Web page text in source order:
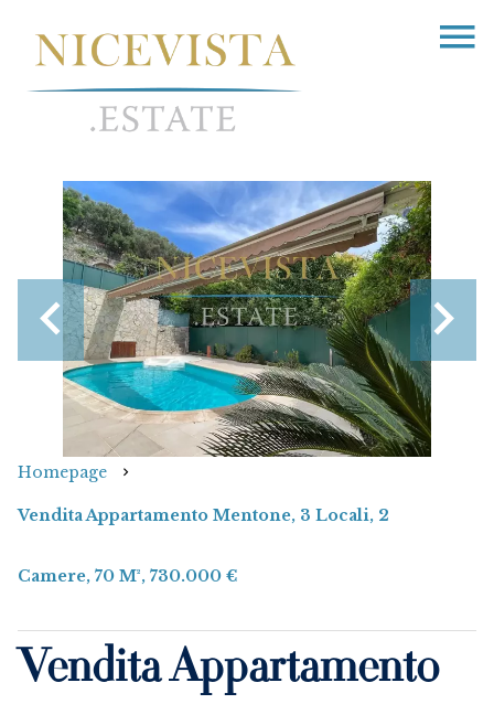
Homepage
Vendita Appartamento Mentone, 3 Locali, 2
Camere, 70 M², 730.000 €
Vendita Appartamento